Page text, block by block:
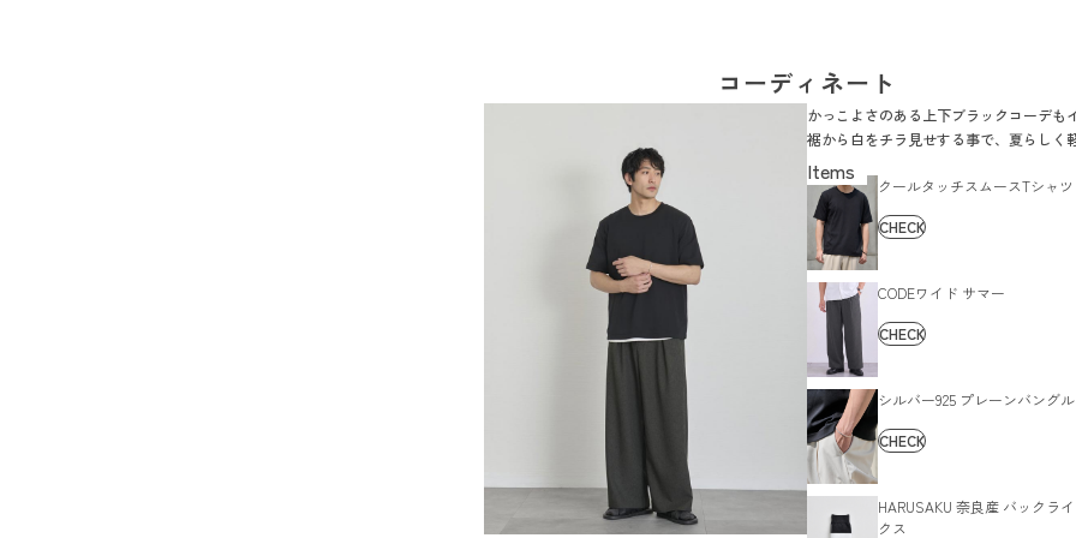
コーディネート
かっこよさのある上下ブラックコーデも
裾から白をチラ見せする事で、夏らしく
印象に。
クールタッチスムースTシャツ
CHECK
CODEワイド サマー
CHECK
シルバー925 プレーンバングル
CHECK
HARUSAKU 奈良産 バックラ
クス